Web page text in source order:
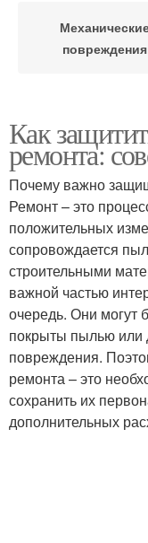
повреждения
Мусор во
Ремонт без
повреждений
Как
ремонта:
Почему важно
Ремонт – это
положительных
сопровождается
строительными
важной частью
очередь. Они могут
покрыты пылью или
повреждения.
ремонта – это
сохранить их
дополнительных